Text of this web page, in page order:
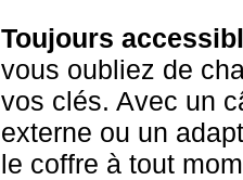
Toujours
vous oubliez de
vos clés. Avec un
externe ou un
le coffre à tout